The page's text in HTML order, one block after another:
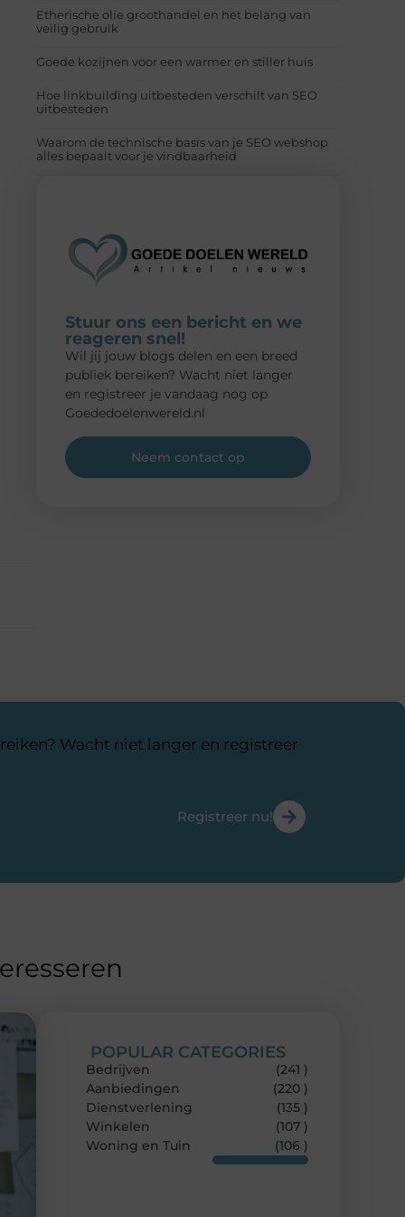
Etherische olie groothandel en het belang van
veilig gebruik
Goede kozijnen voor een warmer en stiller huis
Hoe linkbuilding uitbesteden verschilt van SEO
uitbesteden
Waarom de technische basis van je SEO webshop
alles bepaalt voor je vindbaarheid
Stuur ons een bericht en we
reageren snel!
Wil jij jouw blogs delen en een breed
publiek bereiken? Wacht niet langer
en registreer je vandaag nog op
Goededoelenwereld.nl
Neem contact op
Wacht niet langer en registreer
Registreer nu!
POPULAR CATEGORIES
Bedrijven
(241 )
Aanbiedingen
(220 )
Dienstverlening
(135 )
Winkelen
(107 )
Woning en Tuin
(106 )